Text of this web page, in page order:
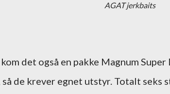
AGAT jerkbaits
det også en pakke Magnum
de krever egnet utstyr. Totalt seks